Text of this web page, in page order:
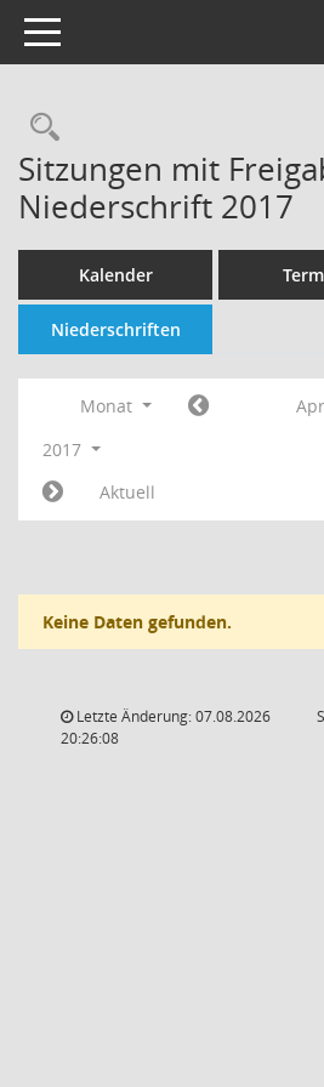
Toggle navigation
Rechercheauswahl
Sitzungen mit
Niederschrift 2017
Kalender
Niederschriften
Monat
2017
Aktuell
Keine Daten gefunden.
Letzte Änderung: 07.08.2026
20:26:08